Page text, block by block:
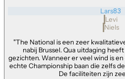
Lars83
Levi
Niels
"The National is een zeer
nabij Brussel. Qua uitdaging
gezichten. Wanneer er veel wind is
echte Championship baan die zelfs
De faciliteiten zijn